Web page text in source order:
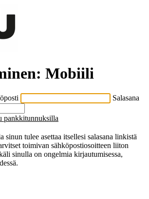
Mobiili
Salasana
pankkitunnuksilla
sinun tulee asettaa itsellesi salasana linkistä
toimivan sähköpostiosoitteen liiton
sinulla on ongelmia kirjautumisessa,